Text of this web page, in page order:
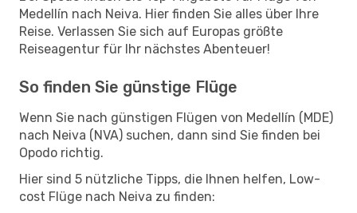
Medellín nach Neiva. Hier finden Sie alles über Ihre
Reise. Verlassen Sie sich auf Europas größte
Reiseagentur für Ihr nächstes Abenteuer!
So finden Sie günstige Flüge
Wenn Sie nach günstigen Flügen von Medellín (MDE)
nach Neiva (NVA) suchen, dann sind Sie finden bei
Opodo richtig.
Hier sind 5 nützliche Tipps, die Ihnen helfen, Low-
cost Flüge nach Neiva zu finden: